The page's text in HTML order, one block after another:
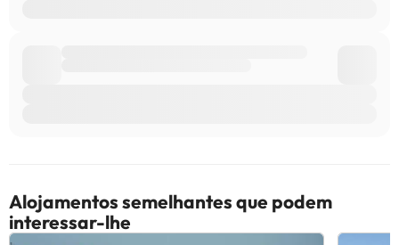
Alojamentos semelhantes que podem
interessar-lhe